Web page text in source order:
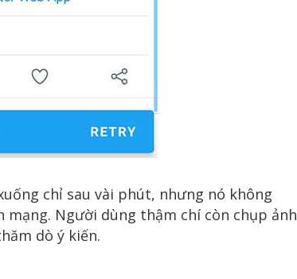
chỉ sau vài phút, nhưng nó không
Người dùng thậm chí còn chụp ảnh
dò ý kiến.